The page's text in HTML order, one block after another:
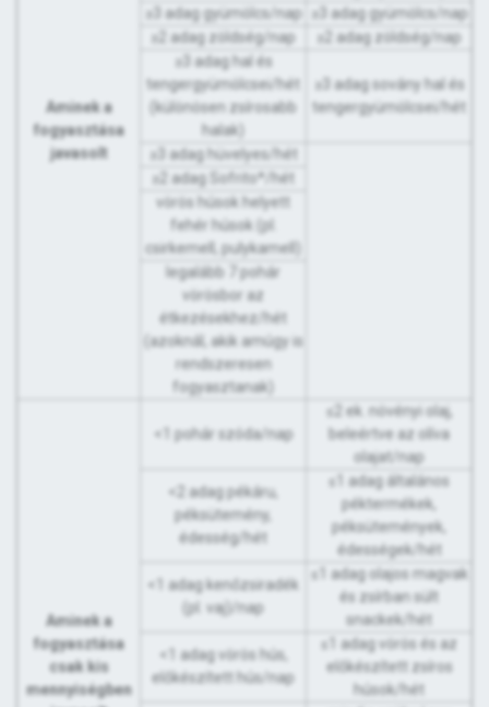
Aminek a
fogyasztása
javasolt
≥3 adag gyümölcs/nap
≥3 adag gyümölcs/nap
≥2 adag zöldség/nap
≥2 adag zöldség/nap
≥3 adag hal és
tengergyümölcsei/hét
(különösen zsírosabb
halak)
≥3 adag sovány hal és
tengergyümölcsei/hét
≥3 adag hüvelyes/hét
≥2 adag Sofrito*/hét
vörös húsok helyett
fehér húsok (pl.
csirkemell, pulykamell)
legalább 7 pohár
vörösbor az
étkezésekhez/hét
(azoknál, akik amúgy is
rendszeresen
fogyasztanak)
Aminek a
fogyasztása
csak kis
mennyiségben
<1 pohár szóda/nap
≤2 ek. növényi olaj,
beleértve az olíva
olajat/nap
<2 adag pékáru,
péksütemény,
édesség/hét
≤1 adag általános
péktermékek,
péksütemények,
édességek/hét
<1 adag kenőzsiradék
(pl. vaj)/nap
≤1 adag olajos magvak
és zsírban sült
snackek/hét
<1 adag vörös hús,
előkészített hús/nap
≤1 adag vörös és az
előkészített zsíros
húsok/hét